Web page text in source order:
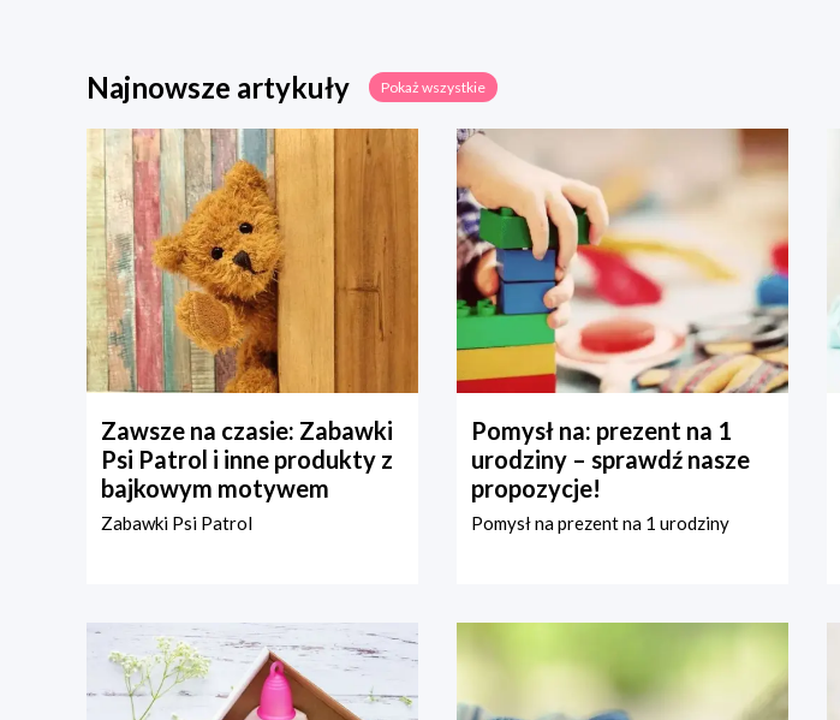
Najnowsze artykuły Pokaż wszystkie
Zawsze na czasie: Zabawki
Psi Patrol i inne produkty z
bajkowym motywem
Zabawki Psi Patrol
Pomysł na: prezent na 1
urodziny – sprawdź nasze
propozycje!
Pomysł na prezent na 1 urodziny